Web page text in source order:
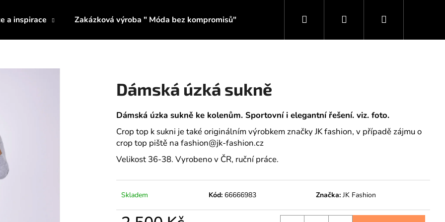
a inspirace Zakázková výroba " Móda bez kompromisů" Svět inspirace JK Fashion
Hledat PřihlášeníNákupní
Dámská úzká sukně
Dámská úzka sukně ke kolenům. Sportovní i elegantní řešení. viz. foto.
Crop top k sukni je také originálním výrobkem značky JK fashion, v případě zájmu o
crop top piště na fashion@jk-fashion.cz
Velikost 36-38. Vyrobeno v ČR, ruční práce.
Skladem Kód: 66666983 Značka: JK Fashion
HLEDAT